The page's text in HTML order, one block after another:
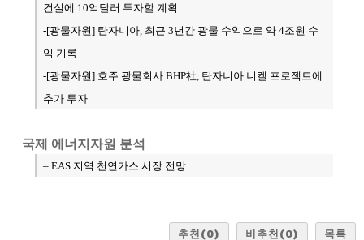
건설에 10억달러 투자할 계획
-[광물자원] 탄자니아, 최근 3년간 광물 수익으로 약 4조원 수
익 기록
-[광물자원] 호주 광물회사 BHP社, 탄자니아 니켈 프로젝트에
추가 투자
국제 에너지자원 분석
– EAS 지역 천연가스 시장 전망
추천 (0) 비추천 (0) 목록